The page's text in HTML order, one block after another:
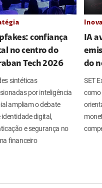
confiança
no centro do
Tech 2026
sintéticas
por inteligência
ampliam o debate
identidade digital,
e segurança no
financeiro
IA
do
SET
como